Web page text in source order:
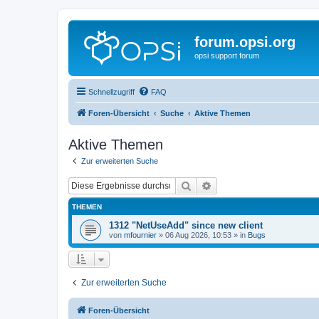
forum.opsi.org
opsi support forum
Schnellzugriff FAQ
Foren-Übersicht Suche Aktive Themen
Aktive Themen
Zur erweiterten Suche
Suche
THEMEN
1312 "NetUseAdd" since new client
von mfournier » 06 Aug 2026, 10:53 » in Bugs
Zur erweiterten Suche
Foren-Übersicht